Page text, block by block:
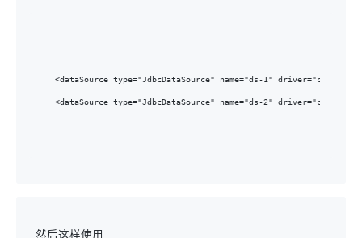
<dataSource type="JdbcDataSource" name="ds-1"
<dataSource type="JdbcDataSource" name="ds-2"
然后这样使用